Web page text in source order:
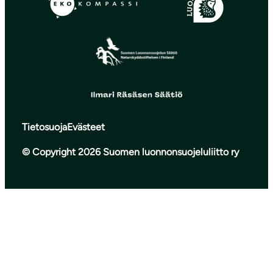
TietosuojaEvästeet
© Copyright 2026 Suomen luonnonsuojeluliitto ry